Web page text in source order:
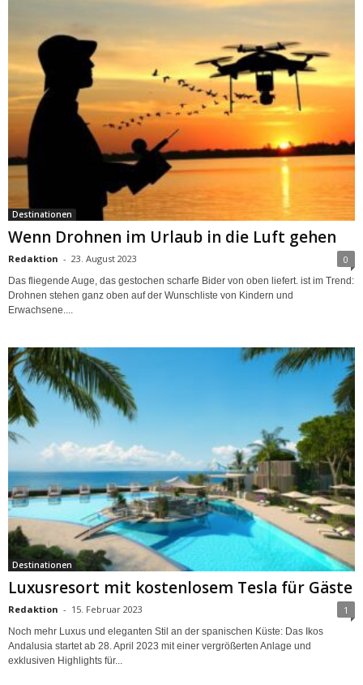
Destinationen
Wenn Drohnen im Urlaub in die Luft gehen
Redaktion - 23. August 2023 0
Das fliegende Auge, das gestochen scharfe Bider von oben liefert. ist im Trend:
Drohnen stehen ganz oben auf der Wunschliste von Kindern und
Erwachsene....
Destinationen
Luxusresort mit kostenlosem Tesla für Gäste
Redaktion - 15. Februar 2023 1
Noch mehr Luxus und eleganten Stil an der spanischen Küste: Das Ikos
Andalusia startet ab 28. April 2023 mit einer vergrößerten Anlage und
exklusiven Highlights für...